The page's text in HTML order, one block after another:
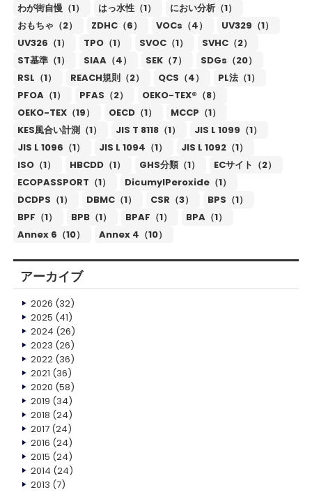
わが街自慢（1）
はっ水性（1）
におい分析（1）
おもちゃ（2）
ZDHC（6） VOCs（4）
UV329（1）
UV326（1）
TPO（1） SVOC（1）
SVHC（2）
ST基準（1）
SIAA（4） SEK（7）
SDGs（20）
RSL（1）
REACH規則（2） QCS（4）
PL法（1）
PFOA（1）
PFAS（2）
OEKO-TEX®（8）
OEKO-TEX（19）
OECD（1）
MCCP（1）
KES風合い計測（1）
JIS T 8118（1）
JIS L 1099（1）
JIS L 1096（1）
JIS L 1094（1）
JIS L 1092（1）
ISO（1）
HBCDD（1） GHS分類（1）
ECサイト（2）
ECOPASSPORT（1）
DicumylPeroxide（1）
DCDPS（1）
DBMC（1） CSR（3）
BPS（1）
BPF（1）
BPB（1） BPAF（1）
BPA（1）
Annex 6（10）
Annex 4（10）
アーカイブ
2026 (32)
2025 (41)
2024 (26)
2023 (26)
2022(36)
2021 (36)
2020 (58)
2019 (34)
2018 (24)
2017(24)
2016 (24)
2015 (24)
2014 (24)
2013 (7)